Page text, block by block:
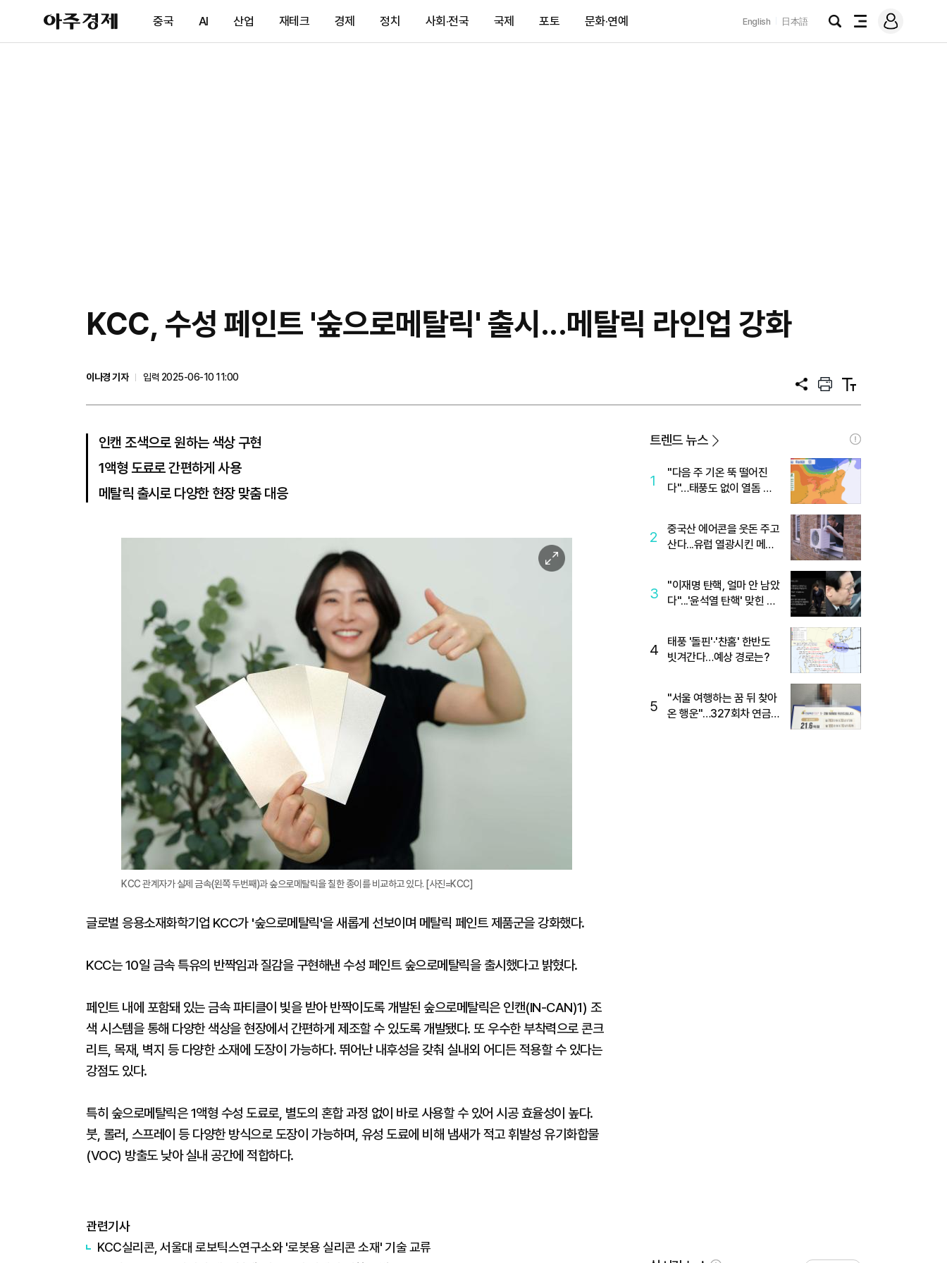
아
주
제
중국 AI 산업 재테크 경제 정치 사회·전국 국제 포토 문화·연예 English 日本語
검
전
메
그
KCC, 수성 페인트 '숲으로메탈릭' 출시...메탈릭 라인업 강화
이나경 기자
입력 2025-06-10 11:00
공
프
트
텍
트
인캔 조색으로 원하는 색상 구현
1액형 도료로 간편하게 사용
메탈릭 출시로 다양한 현장 맞춤 대응
이
미
KCC 관계자가 실제 금속(왼쪽 두번째)과 숲으로메탈릭을 칠한 종이를 비교하고 있다. [사진=KCC]
글로벌 응용소재화학기업 KCC가 '숲으로메탈릭'을 새롭게 선보이며 메탈릭 페인트 제품군을 강화했다.
KCC는 10일 금속 특유의 반짝임과 질감을 구현해낸 수성 페인트 숲으로메탈릭을 출시했다고 밝혔다.
페인트 내에 포함돼 있는 금속 파티클이 빛을 받아 반짝이도록 개발된 숲으로메탈릭은 인캔(IN-CAN)1) 조
색 시스템을 통해 다양한 색상을 현장에서 간편하게 제조할 수 있도록 개발됐다. 또 우수한 부착력으로 콘크
리트, 목재, 벽지 등 다양한 소재에 도장이 가능하다. 뛰어난 내후성을 갖춰 실내외 어디든 적용할 수 있다는
강점도 있다.
특히 숲으로메탈릭은 1액형 수성 도료로, 별도의 혼합 과정 없이 바로 사용할 수 있어 시공 효율성이 높다.
붓, 롤러, 스프레이 등 다양한 방식으로 도장이 가능하며, 유성 도료에 비해 냄새가 적고 휘발성 유기화합물
(VOC) 방출도 낮아 실내 공간에 적합하다.
관련기사
KCC실리콘, 서울대 로보틱스연구소와 '로봇용 실리콘 소재' 기술 교류
트렌드 뉴스
1
"다음 주 기온 뚝 떨어진
다"…태풍도 없이 열돔 박
2
중국산 에어콘을 웃돈 주고
산다...유럽 열광시킨 메이
3
"이재명 탄핵, 얼마 안 남았
다"...'윤석열 탄핵' 맞힌 무
4
태풍 '돌핀'·'찬홈' 한반도
빗겨간다…예상 경로는?
5
"서울 여행하는 꿈 뒤 찾아
온 행운"…327회차 연금